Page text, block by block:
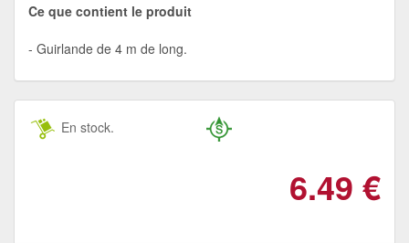
Ce que contient le produit
Guirlande de 4 m de long.
En stock.
6.49 €